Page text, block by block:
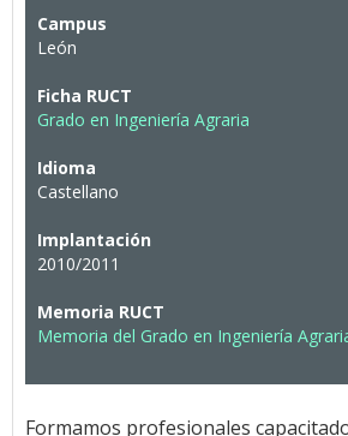
Campus
León
Ficha RUCT
Grado en Ingeniería Agraria
Idioma
Castellano
Implantación
2010/2011
Memoria RUCT
Memoria del Grado en Ingeniería
Formamos profesionales